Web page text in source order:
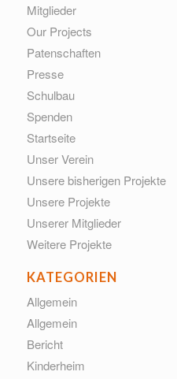
Mitglieder
Our Projects
Patenschaften
Presse
Schulbau
Spenden
Startseite
Unser Verein
Unsere bisherigen Projekte
Unsere Projekte
Unserer Mitglieder
Weitere Projekte
KATEGORIEN
Allgemein
Allgemein
Bericht
Kinderheim